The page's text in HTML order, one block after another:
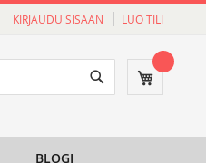
KIRJAUDU SISÄÄN LUO TILI
Ostoskori
BLOGI